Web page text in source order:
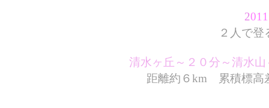
2
２人 で登
清水ヶ丘～２０分～清水
距離約６km 累積標